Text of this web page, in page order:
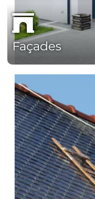
Façades